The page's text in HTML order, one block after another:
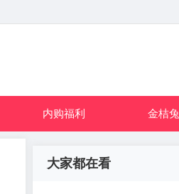
内购福利 金桔兔
大家都在看